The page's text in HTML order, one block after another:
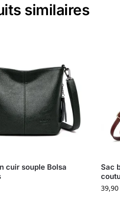
similaires
cuir souple Bolsa
Sac
39,90